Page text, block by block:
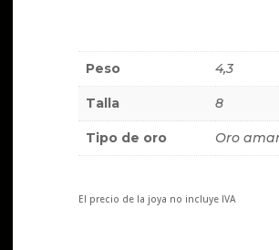
Peso 4,3
Talla 8
Tipo de oro Oro
El precio de la joya no incluye IVA